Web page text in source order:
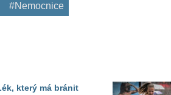
#Nemocnice
který má bránit